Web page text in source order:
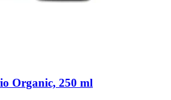
Organic, 250 ml